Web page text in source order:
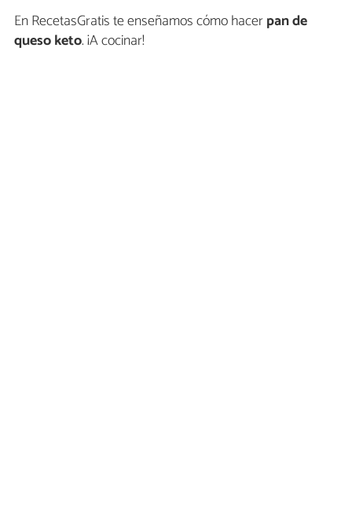
En RecetasGratis te enseñamos cómo hacerpan de
queso keto. ¡A cocinar!